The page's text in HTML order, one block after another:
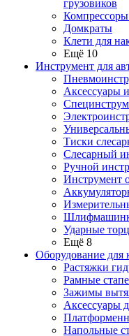
грузовиков
Компрессоры
Домкраты
Клети для
Ещё 10
Инструмент для
Аксессуары
Тиски
Слесарный
Ручной
Инструмент
Ударные
Ещё 8
Оборудование для
Растяжки
Рамные
Зажимы
Аксессуары
Напольные